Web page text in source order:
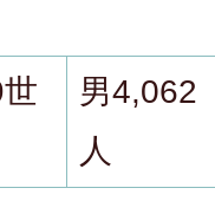
男4,062
人